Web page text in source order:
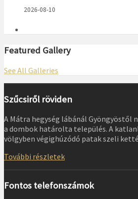
2026-08-10
Featured Gallery
See All Galleries
Szűcsiről röviden
A Mátra hegység lábánál Gyöngyöstől
a dombok határolta település. A
völgyben végighúzódó patak szeli
További részletek
Fontos telefonszámok